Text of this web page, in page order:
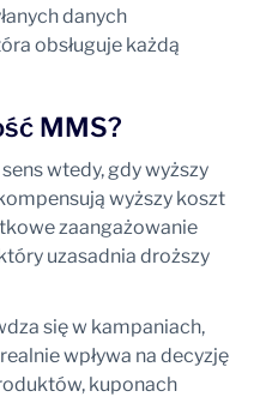
danych
obsługuje każdą
MMS?
wtedy, gdy wyższy
wyższy koszt
zaangażowanie
uzasadnia droższy
się w kampaniach,
wpływa na decyzję
kuponach